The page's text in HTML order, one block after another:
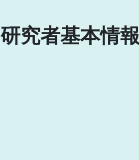
研究者基本情報